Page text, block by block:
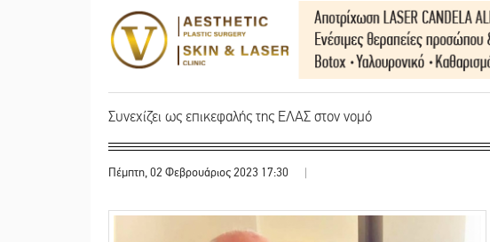
Συνεχίζει ως επικεφαλής της ΕΛΑΣ στον νομό
Πέμπτη, 02 Φεβρουάριος 2023 17:30 |